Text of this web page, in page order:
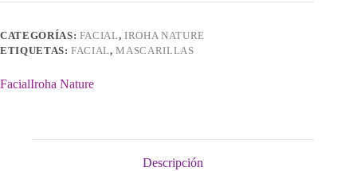
CATEGORÍAS: FACIAL,IROHA NATURE
ETIQUETAS:FACIAL,MASCARILLAS
FacialIroha Nature
Descripción